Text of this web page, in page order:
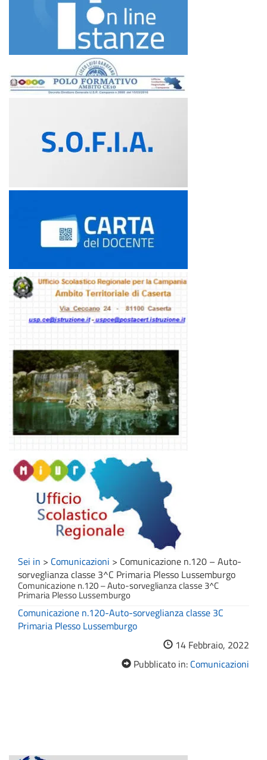
Sei in > Comunicazioni > Comunicazione n.120 – Auto-
sorveglianza classe 3^C Primaria Plesso Lussemburgo
Comunicazione n.120 – Auto-sorveglianza classe 3^C
Primaria Plesso Lussemburgo
Comunicazione n.120-Auto-sorveglianza classe 3C
Primaria Plesso Lussemburgo
14 Febbraio, 2022
Pubblicato in: Comunicazioni